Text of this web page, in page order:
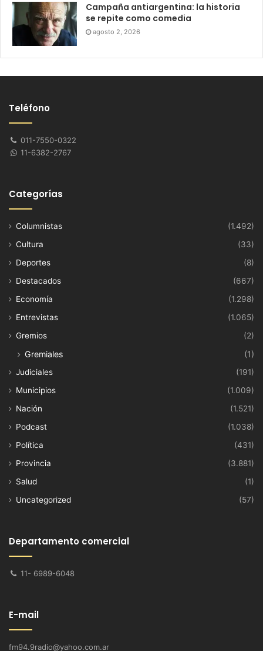
Campaña antiargentina: la historia
se repite como comedia
agosto 2, 2026
Teléfono
011-7550-0322
11-6382-2767
Categorías
Columnistas
(1.492)
Cultura
(33)
Deportes
(8)
Destacados
(667)
Economía
(1.298)
Entrevistas
(1.065)
Gremios
(2)
Gremiales (1)
Judiciales
(191)
Municipios
(1.009)
Nación
(1.521)
Podcast
(1.038)
Política
(431)
Provincia
(3.881)
Salud
(1)
Uncategorized
(57)
Departamento comercial
11- 6989-6048
E-mail
fm94.9radio@yahoo.com.ar